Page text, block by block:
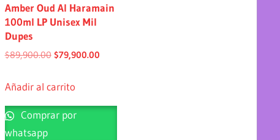
Amber Oud Al Haramain
100ml LP Unisex Mil
Dupes
$89,900.00 $79,900.00
Añadir al carrito
Comprar por
whatsapp